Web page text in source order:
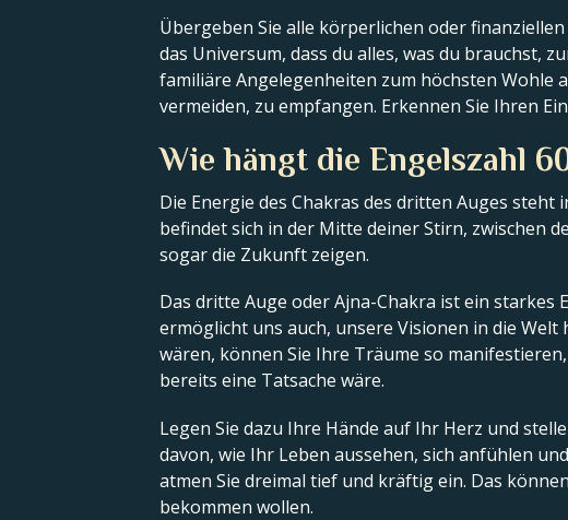
Übergeben Sie alle körperlichen oder
das Universum, dass du alles, was du brauchst,
familiäre Angelegenheiten zum höchsten Wohle
vermeiden, zu empfangen. Erkennen Sie Ihren
Wie hängt die Engelszahl
Die Energie des Chakras des dritten Auges steht
befindet sich in der Mitte deiner Stirn, zwischen
sogar die Zukunft zeigen.
Das dritte Auge oder Ajna-Chakra ist ein
ermöglicht uns auch, unsere Visionen in die
wären, können Sie Ihre Träume so
bereits eine Tatsache wäre.
Legen Sie dazu Ihre Hände auf Ihr Herz und
davon, wie Ihr Leben aussehen, sich anfühlen
atmen Sie dreimal tief und kräftig ein. Das
bekommen wollen.